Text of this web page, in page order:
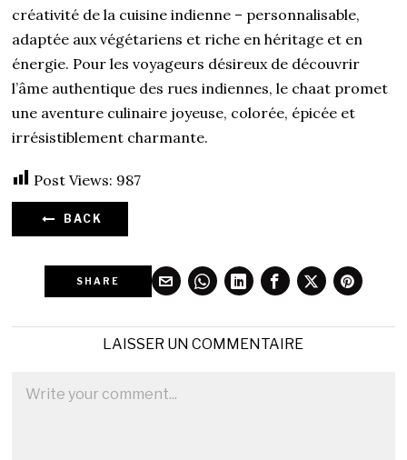
créativité de la cuisine indienne – personnalisable,
adaptée aux végétariens et riche en héritage et en
énergie. Pour les voyageurs désireux de découvrir
l’âme authentique des rues indiennes, le chaat promet
une aventure culinaire joyeuse, colorée, épicée et
irrésistiblement charmante.
Post Views: 987
BACK
SHARE
LAISSER UN COMMENTAIRE